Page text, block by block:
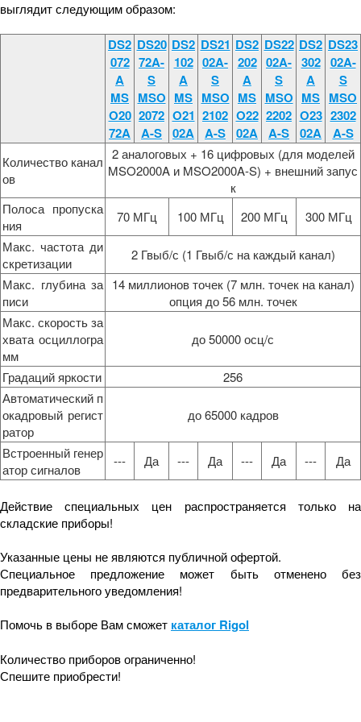
выглядит следующим образом:
DS2
072
A
MS
O20
72A
DS20
72A-
S
MSO
2072
A-S
DS2
102
A
MS
O21
02A
DS21
02A-
S
MSO
2102
A-S
DS2
202
A
MS
O22
02A
DS22
02A-
S
MSO
2202
A-S
DS2
302
A
MS
O23
02A
DS23
02A-
S
MSO
2302
A-S
Количество канал
ов
2 аналоговых + 16 цифровых (для моделей
MSO2000A и MSO2000A-S) + внешний запус
к
Полоса пропуска
ния
70 МГц 100 МГц 200 МГц
300 МГц
Макс. частота ди
скретизации
2 Гвыб/с (1 Гвыб/с на каждый канал)
Макс. глубина за
писи
14 миллионов точек (7 млн. точек на канал)
опция до 56 млн. точек
Макс. скорость за
хвата осциллогра
мм
до 50000 осц/с
Градаций яркости
256
Автоматический п
окадровый регист
ратор
до 65000 кадров
Встроенный генер
атор сигналов
--- Да --- Да --- Да --- Да
Действие специальных цен распространяется только на
складские приборы!
Указанные цены не являются публичной офертой.
Специальное предложение может быть отменено без
предварительного уведомления!
Помочь в выборе Вам сможет каталог Rigol
Количество приборов ограниченно!
Спешите приобрести!